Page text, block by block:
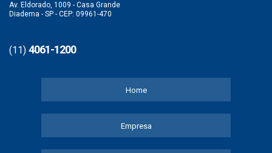
Av. Eldorado, 1009 - Casa Grande
Diadema - SP - CEP: 09961-470
(11) 4061-1200
Home
Empresa